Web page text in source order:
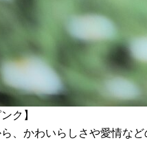
ク】
、かわいらしさや愛情な